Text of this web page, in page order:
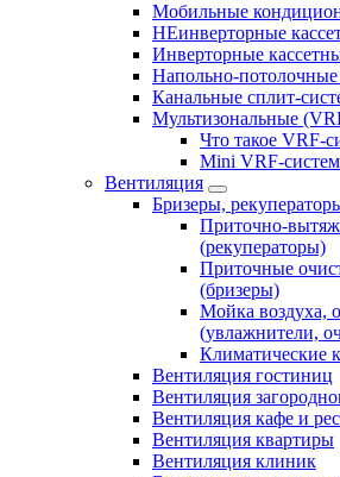
Мобильные
НЕинверторные
Инверторные
Напольно-
Канальные сплит-
Мультизональные
Что такое VRF-
Mini VRF-
Вентиляция
Бризеры,
Приточно-
(рекуператоры)
Приточные
(бризеры)
Мойка воздуха,
(увлажнители,
Климатические
Вентиляция гостиниц
Вентиляция
Вентиляция кафе и
Вентиляция квартиры
Вентиляция клиник